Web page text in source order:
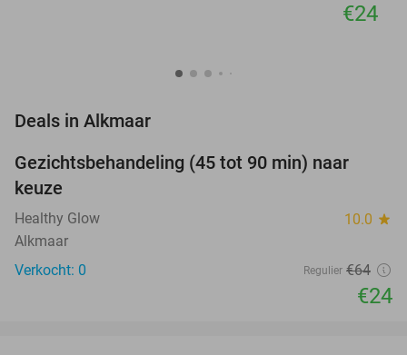
€24
Deals in Alkmaar
TODAY
Gezichtsbehandeling (45 tot 90 min) naar
keuze
Healthy Glow 10.0 star
Alkmaar
Verkocht: 0
Regulier €64
€24